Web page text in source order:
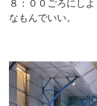
８：００ごろにし
なもんでいい。